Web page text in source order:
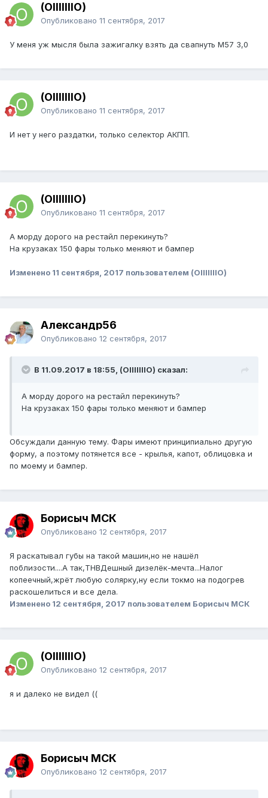
(OIIIIIIIO)
Опубликовано 11 сентября, 2017
У меня уж мысля была зажигалку взять да свапнуть М57 3,0
(OIIIIIIIO)
Опубликовано 11 сентября, 2017
И нет у него раздатки, только селектор АКПП.
(OIIIIIIIO)
Опубликовано 11 сентября, 2017
А морду дорого на рестайл перекинуть?
На крузаках 150 фары только меняют и бампер
Изменено 11 сентября, 2017 пользователем (OIIIIIIIO)
Александр56
Опубликовано 12 сентября, 2017
В 11.09.2017 в 18:55, (OIIIIIIIO) сказал:
А морду дорого на рестайл перекинуть?
На крузаках 150 фары только меняют и бампер
Обсуждали данную тему. Фары имеют принципиально другую
форму, а поэтому потянется все - крылья, капот, облицовка и
по моему и бампер.
Борисыч МСК
Опубликовано 12 сентября, 2017
Я раскатывал губы на такой машин,но не нашёл
поблизости....А так,ТНВДешный дизелёк-мечта...Налог
копеечный,жрёт любую солярку,ну если токмо на подогрев
раскошелиться и все дела.
Изменено 12 сентября, 2017 пользователем Борисыч МСК
(OIIIIIIIO)
Опубликовано 12 сентября, 2017
я и далеко не видел ((
Борисыч МСК
Опубликовано 12 сентября, 2017